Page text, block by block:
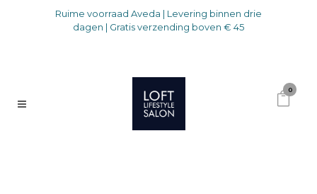
Ruime voorraad Aveda | Levering binnen drie
dagen | Gratis verzending boven € 45
0